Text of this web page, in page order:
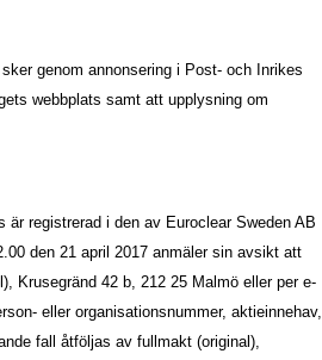
genom annonsering i Post- och Inrikes
webbplats samt att upplysning om
registrerad i den av Euroclear Sweden AB
den 21 april 2017 anmäler sin avsikt att
Krusegränd 42 b, 212 25 Malmö eller per e-
eller organisationsnummer, aktieinnehav,
fall åtföljas av fullmakt (original),